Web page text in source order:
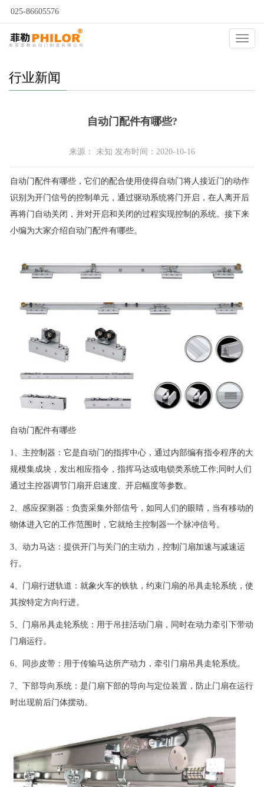
025-86605576
自动门
行业新闻
自动门配件有哪些?
来源： 未知 发布时间：2020-10-16
自动门配件有哪些，它们的配合使用使得自动门将人接近门的动作
识别为开门信号的控制单元，通过驱动系统将门开启，在人离开后
再将门自动关闭，并对开启和关闭的过程实现控制的系统。接下来
小编为大家介绍自动门配件有哪些。
自动门配件有哪些
1、主控制器：它是自动门的指挥中心，通过内部编有指令程序的大
规模集成块，发出相应指令，指挥马达或电锁类系统工作;同时人们
通过主控器调节门扇开启速度、开启幅度等参数。
2、感应探测器：负责采集外部信号，如同人们的眼睛，当有移动的
物体进入它的工作范围时，它就给主控制器一个脉冲信号。
3、动力马达：提供开门与关门的主动力，控制门扇加速与减速运
行。
4、门扇行进轨道：就象火车的铁轨，约束门扇的吊具走轮系统，使
其按特定方向行进。
5、门扇吊具走轮系统：用于吊挂活动门扇，同时在动力牵引下带动
门扇运行。
6、同步皮带：用于传输马达所产动力，牵引门扇吊具走轮系统。
7、下部导向系统：是门扇下部的导向与定位装置，防止门扇在运行
时出现前后门体摆动。